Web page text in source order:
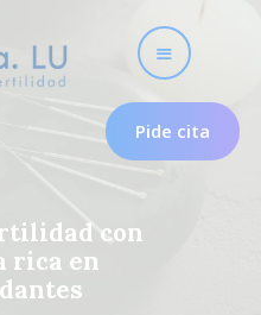
Pide cita
con
rica en